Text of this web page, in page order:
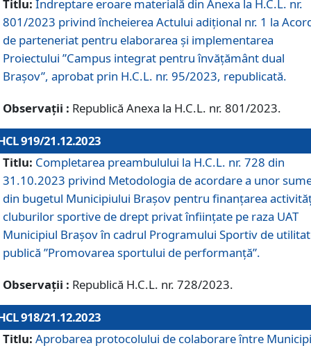
Titlu: Îndreptare eroare materială din Anexa la H.C.L. nr.
801/2023 privind încheierea Actului adițional nr. 1 la
de parteneriat pentru elaborarea și implementarea
Proiectului ”Campus integrat pentru învățământ dual
Brașov”, aprobat prin H.C.L. nr. 95/2023, republicată.
Observații : Republică Anexa la H.C.L. nr. 801/2023.
919/21.12.2023
Titlu: Completarea preambulului la H.C.L. nr. 728 din
31.10.2023 privind Metodologia de acordare a unor
din bugetul Municipiului Brașov pentru finanțarea
cluburilor sportive de drept privat înființate pe raza UAT
Municipiul Brașov în cadrul Programului Sportiv de
publică ”Promovarea sportului de performanță”.
Observații : Republică H.C.L. nr. 728/2023.
918/21.12.2023
Titlu: Aprobarea protocolului de colaborare între